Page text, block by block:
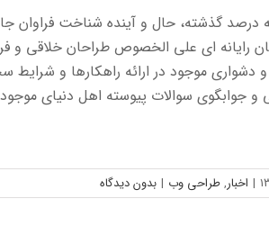
گذشته، حال و آینده شناخت فراوان
رایانه ای علی الخصوص طراحان خلاقی و
موجود در ارائه راهکارها و شرایط
جوابگوی سوالات پیوسته اهل دنیای موجود
| اخبار,طراحی وب | بدون دیدگاه